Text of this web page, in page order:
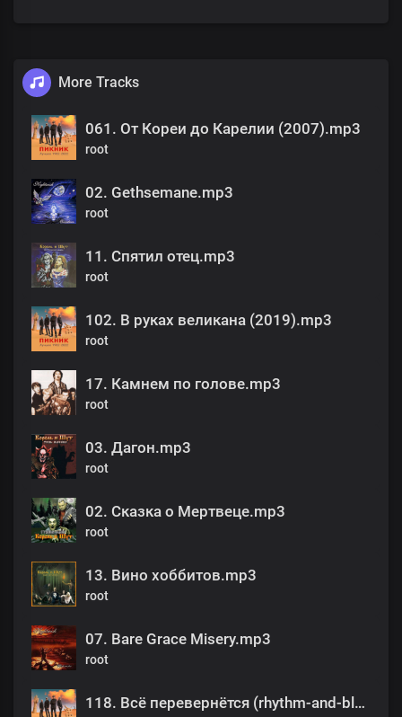
More Tracks
061. От Кореи до Карелии (2007).mp3
root
02. Gethsemane.mp3
root
11. Спятил отец.mp3
root
102. В руках великана (2019).mp3
root
17. Камнем по голове.mp3
root
03. Дагон.mp3
root
02. Сказка о Мертвеце.mp3
root
13. Вино хоббитов.mp3
root
07. Bare Grace Misery.mp3
root
118. Всё перевернётся (rhythm-and-blues version) (2022).mp3